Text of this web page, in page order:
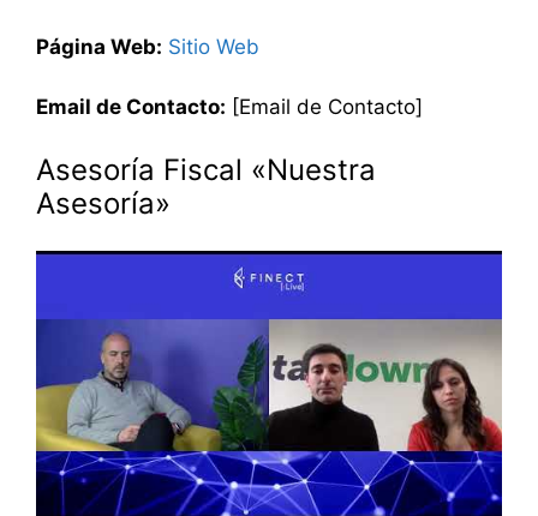
Página Web: Sitio Web
Email de Contacto: [Email de Contacto]
Asesoría Fiscal «Nuestra
Asesoría»